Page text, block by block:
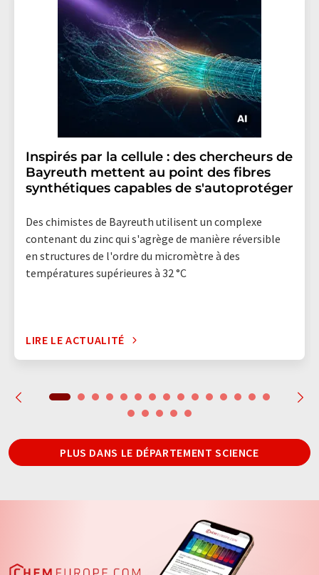
Inspirés par la cellule : des chercheurs de
Bayreuth mettent au point des fibres
synthétiques capables de s'autoprotéger
Des chimistes de Bayreuth utilisent un complexe
contenant du zinc qui s'agrège de manière réversible
en structures de l'ordre du micromètre à des
températures supérieures à 32 °C
LIRE LE ACTUALITÉ
PLUS DANS LE DÉPARTEMENT SCIENCE